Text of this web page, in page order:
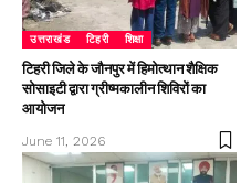
उत्तराखंड टिहरी शिक्षा
टिहरी जिले के जौनपुर में हिमोत्थान शैक्षिक
सोसाइटी द्वारा ग्रीष्मकालीन शिविरों का
आयोजन
June 11, 2026